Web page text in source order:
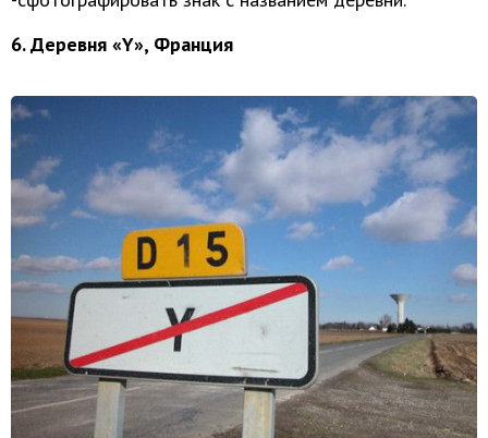
6. Деревня «Y», Франция